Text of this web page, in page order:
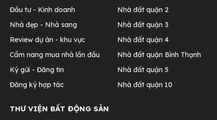
Đầu tư - Kinh doanh
Nhà đẹp - Nhà sang
Review dự án - khu vực
Cẩm nang mua nhà lần đầu
Ký gửi - Đăng tin
Đăng ký hợp tác
Nhà đất quận 2
Nhà đất quận 3
Nhà đất quận 4
Nhà đất quận Bình Thạnh
Nhà đất quận 5
Nhà đất quận 10
THƯ VIỆN BẤT ĐỘNG SẢN